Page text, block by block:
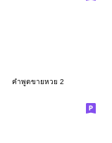
คำพูดขายหวย 2